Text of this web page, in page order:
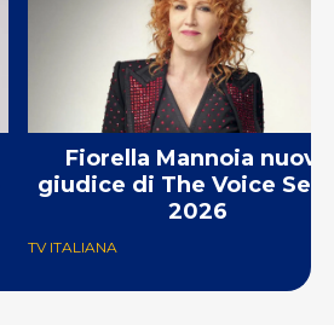
Fiorella Mannoia nuova
giudice di The Voice
2026
TV ITALIANA